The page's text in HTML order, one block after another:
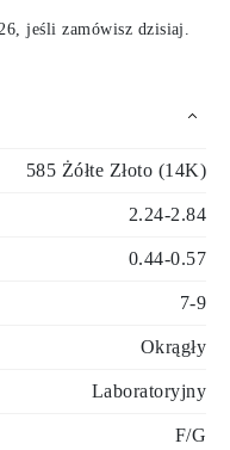
, jeśli zamówisz dzisiaj .
585 Żółte Złoto (14K)
2.24-2.84
0.44-0.57
7-9
Okrągły
Laboratoryjny
F/G